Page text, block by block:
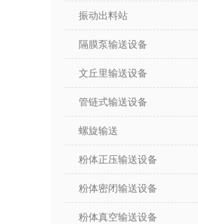
振动出料站
隔膜泵输送设备
文丘里输送设备
管链式输送设备
螺旋输送
粉体正压输送设备
粉体密闭输送设备
粉体真空输送设备